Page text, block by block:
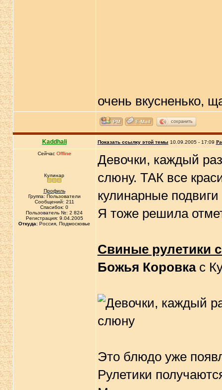
очень вкусненько,
сохранить
Kaddhali Показать ссылку этой темы 10.09.2005 - 17:09
Сейчас Offline
Кулинар
Профиль
Группа: Пользователи
Сообщений: 211
Спасибок: 0
Пользователь №: 2 824
Регистрация: 9.04.2005
Откуда: Россия, Подмосковье
Девочки, каждый
слюну. ТАК все
кулинарные
Я тоже решила
Свиные рулетики
Божья Коровка с
Это блюдо уже
Рулетики